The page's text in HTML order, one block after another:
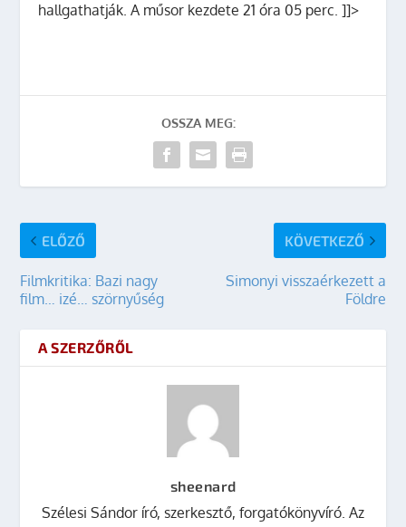
hallgathatják. A műsor kezdete 21 óra 05 perc. ]]>
OSSZA MEG:
ELŐZŐ
Filmkritika: Bazi nagy
film… izé… szörnyűség
KÖVETKEZŐ
Simonyi visszaérkezett a
Földre
A SZERZŐRŐL
sheenard
Szélesi Sándor író, szerkesztő, forgatókönyvíró. Az